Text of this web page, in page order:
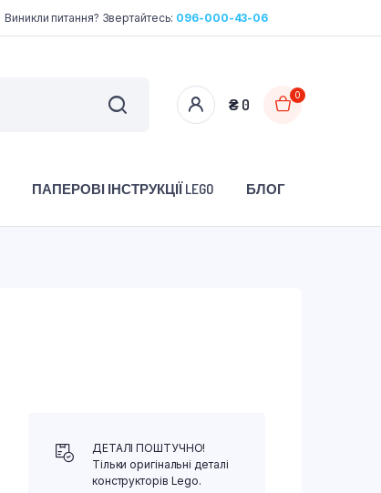
Виникли питання? Звертайтесь: 096-000-43-06
₴ 0
0
ПАПЕРОВІ ІНСТРУКЦІЇ LEGO БЛОГ
ДЕТАЛІ ПОШТУЧНО!
Тільки оригінальні деталі
конструкторів Lego.